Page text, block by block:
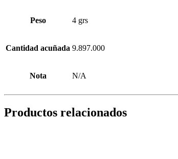
Peso 4 grs
Cantidad acuñada 9.897.000
Nota N/A
Productos relacionados